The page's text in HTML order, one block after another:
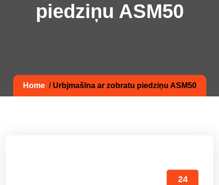
piedziņu ASM50
Home/ Urbjmašīna ar zobratu piedziņu ASM50
24